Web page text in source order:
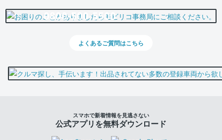
0800-500-5500
よくあるご質問はこちら
スマホで新着情報を見逃さない
公式アプリを無料ダウンロード